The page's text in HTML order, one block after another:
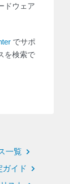
ドウェア
でサポ
を検索で
一覧
ガイド